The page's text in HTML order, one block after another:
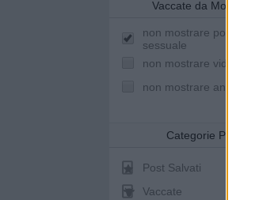
Vaccate da Mostrare
non mostrare post a sfondo
sessuale
non mostrare video youtube
non mostrare animazioni
Categorie Post
Post Salvati
Vaccate